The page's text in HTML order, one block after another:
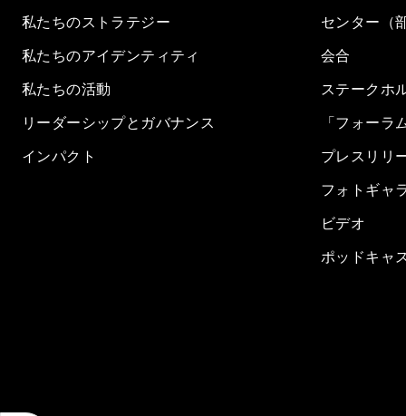
私たちのストラテジー
私たちのアイデンティティ
私たちの活動
リーダーシップとガバナンス
インパクト
センター（
会合
ステークホ
「フォーラ
プレスリリ
フォトギャ
ビデオ
ポッドキャ